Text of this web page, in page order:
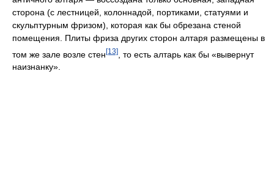
сторона (с лестницей, колоннадой, портиками, статуями и
скульптурным фризом), которая как бы обрезана стеной
помещения. Плиты фриза других сторон алтаря размещены в
том же зале возле стен[13]
, то есть алтарь как бы «вывернут
наизнанку».